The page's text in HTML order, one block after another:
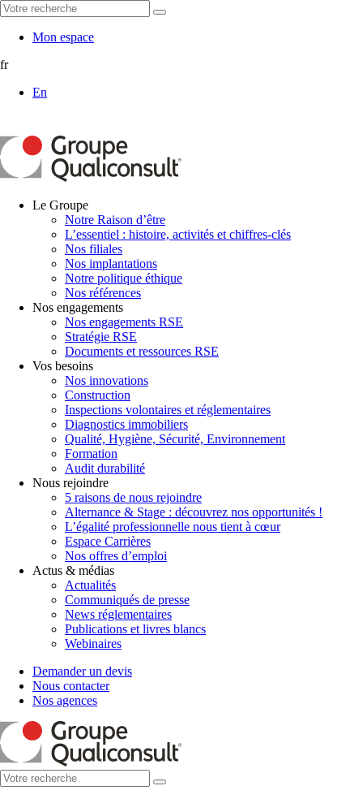
Mon espace
fr
En
Le Groupe
Notre Raison d’être
L’essentiel : histoire, activités et chiffres-clés
Nos filiales
Nos implantations
Notre politique éthique
Nos références
Nos engagements
Nos engagements RSE
Stratégie RSE
Documents et ressources RSE
Vos besoins
Nos innovations
Construction
Inspections volontaires et réglementaires
Diagnostics immobiliers
Qualité, Hygiène, Sécurité, Environnement
Formation
Audit durabilité
Nous rejoindre
5 raisons de nous rejoindre
Alternance & Stage : découvrez nos opportunités !
L’égalité professionnelle nous tient à cœur
Espace Carrières
Nos offres d’emploi
Actus & médias
Actualités
Communiqués de presse
News réglementaires
Publications et livres blancs
Webinaires
Demander un devis
Nous contacter
Nos agences